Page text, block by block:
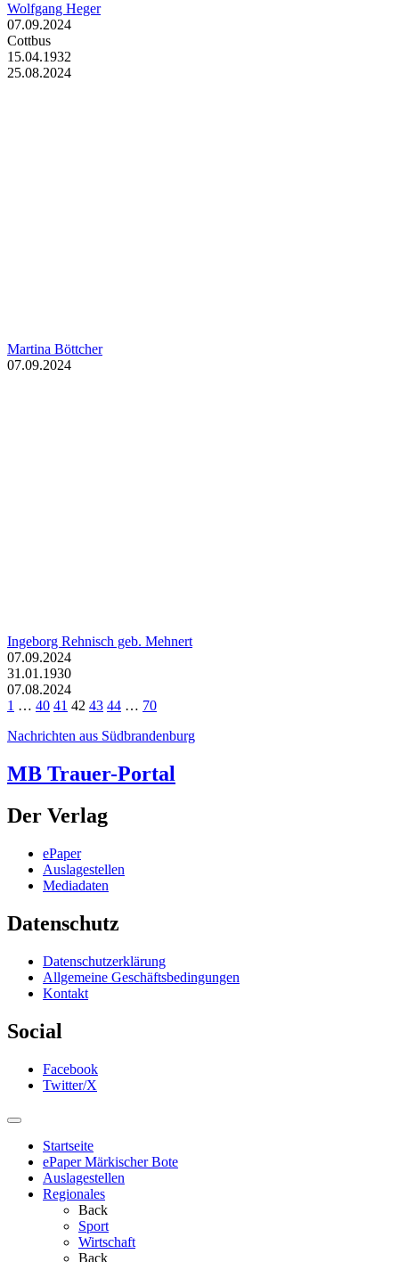
Wolfgang Heger
07.09.2024
Cottbus
15.04.1932
25.08.2024
Martina Böttcher
07.09.2024
Ingeborg Rehnisch geb. Mehnert
07.09.2024
31.01.1930
07.08.2024
1 … 40 41 42 43 44 … 70
Nachrichten aus Südbrandenburg
MB Trauer-Portal
Der Verlag
ePaper
Auslagestellen
Mediadaten
Datenschutz
Datenschutzerklärung
Allgemeine Geschäftsbedingungen
Kontakt
Social
Facebook
Twitter/X
Startseite
ePaper Märkischer Bote
Auslagestellen
Regionales
Back
Sport
Wirtschaft
Back